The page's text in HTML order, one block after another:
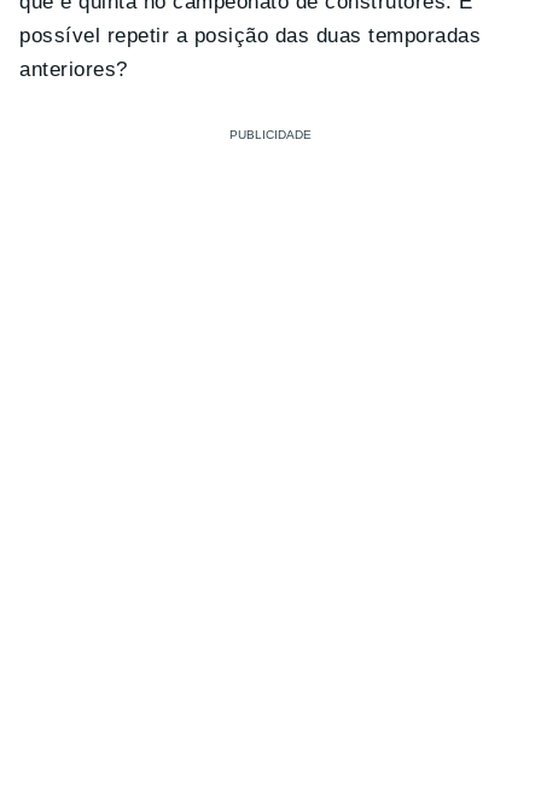
possível repetir a posição das duas temporadas
anteriores?